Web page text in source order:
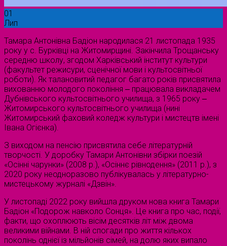
01
Лип
Тамара Антонівна Бадіон народилася 21 листопада 1935
року у с. Бурківці на Житомирщині. Закінчила Трощанську
середню школу, згодом Харківський інститут культури
(факультет режисури, сценічної мови і культосвітньої
роботи). Як талановитий педагог багато років присвятила
вихованню молодого покоління ‒ працювала викладачем
Дубнівського культосвітнього училища, з 1965 року ‒
Житомирського культосвітнього училища (нині
Житомирський фаховий коледж культури і мистецтв імені
Івана Огієнка).
З виходом на пенсію присвятила себе літературній
творчості. У доробку Тамари Антонівни збірки поезій
«Осінні чарунки» (2008 р.), «Осіннє рівнодення» (2011 р.), з
2020 року неодноразово публікувалась у літературно-
мистецькому журналі «Дзвін».
У листопаді 2022 року вийшла друком нова книга Тамари
Бадіон «Подорож навколо Сонця». Це книга про час, події,
факти, що охоплюють вісім десятків літ між двома
великими війнами. В ній спогади про життя кількох
поколінь однієї із мільйонів сімей, на долю яких випало